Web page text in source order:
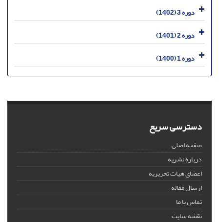
دوره 3 (1402)
دوره 2 (1401)
دوره 1 (1400)
دسترسی سریع
صفحه اصلی
درباره نشریه
اعضای هیات تحریریه
ارسال مقاله
تماس با ما
نقشه سایت